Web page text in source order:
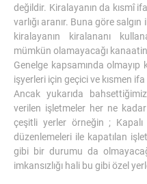
değildir. Kiralayanın da kısmî
varlığı aranır. Buna göre salgın
kiralayanın kiralananı
mümkün olamayacağı
Genelge kapsamında
işyerleri için geçici ve kısmen ifa
Ancak yukarıda
verilen işletmeler her ne
çeşitli yerler örneğin ;
düzenlemeleri ile kapatılan
gibi bir durumu da
imkansızlığı hali bu gibi özel